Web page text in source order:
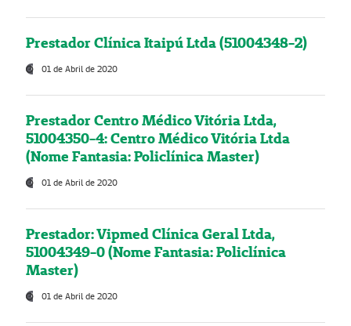
Prestador Clínica Itaipú Ltda (51004348-2)
01 de Abril de 2020
Prestador Centro Médico Vitória Ltda,
51004350-4: Centro Médico Vitória Ltda
(Nome Fantasia: Policlínica Master)
01 de Abril de 2020
Prestador: Vipmed Clínica Geral Ltda,
51004349-0 (Nome Fantasia: Policlínica
Master)
01 de Abril de 2020